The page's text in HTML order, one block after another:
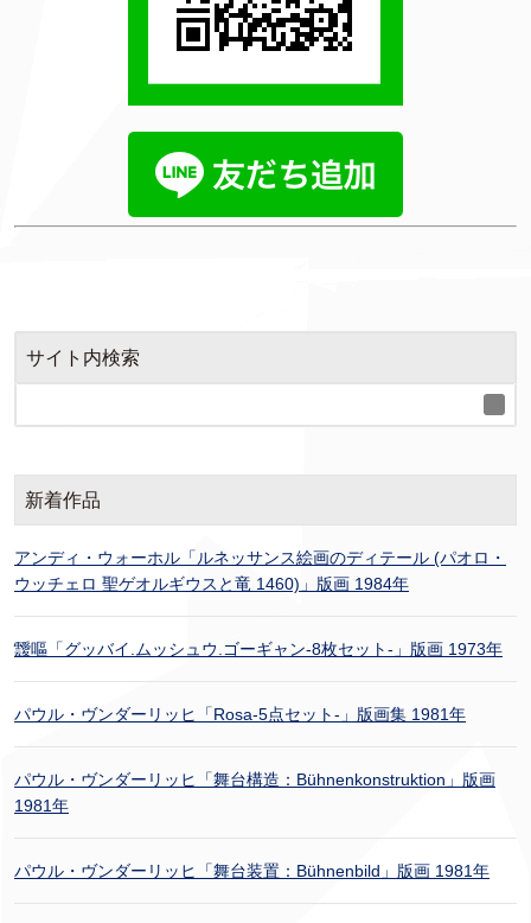
サイト内検索
新着作品
アンディ・ウォーホル「ルネッサンス絵画のディテール (パオロ・
ウッチェロ 聖ゲオルギウスと竜 1460)」版画 1984年
靉嘔「グッバイ.ムッシュウ.ゴーギャン-8枚セット-」版画 1973年
パウル・ヴンダーリッヒ「Rosa-5点セット-」版画集 1981年
パウル・ヴンダーリッヒ「舞台構造：Bühnenkonstruktion」版画
1981年
パウル・ヴンダーリッヒ「舞台装置：Bühnenbild」版画 1981年